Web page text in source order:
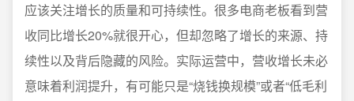
应该关注增长的质量和可持续性。很多电商老板看到营
收同比增长20%就很开心，但却忽略了增长的来源、持
续性以及背后隐藏的风险。实际运营中，营收增长未必
意味着利润提升，有可能只是“烧钱换规模”或者“低毛利